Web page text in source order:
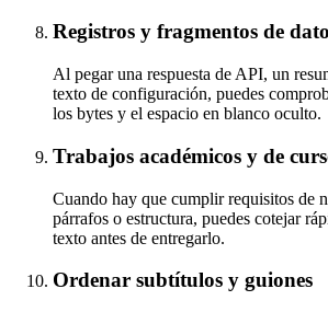
Registros y fragmentos de
Al pegar una respuesta de API, un
texto de configuración, puedes
los bytes y el espacio en blanco oculto.
Trabajos académicos y de
Cuando hay que cumplir requisitos de
párrafos o estructura, puedes cotejar
texto antes de entregarlo.
Ordenar subtítulos y guiones